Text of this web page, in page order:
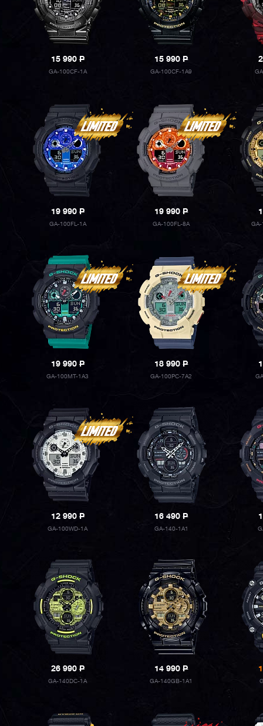
15 990P
GA-100CF-1A
15 990P
GA-100CF-1A9
19 990P
GA-100FL-1A
19 990P
GA-100FL-8A GA-
19 990P
GA-100MT-1A3
18 990P
GA-100PC-7A2
12 990P
GA-100WD-1A
16 490P
GA-140-1A1
26 990P
GA-140DC-1A
14 990P
GA-140GB-1A1